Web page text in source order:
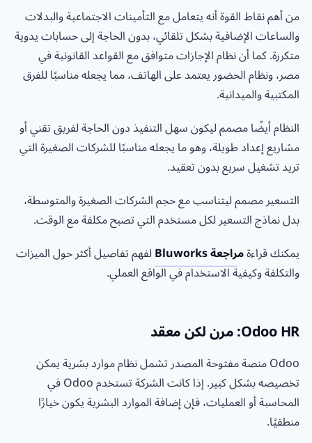
من أهم نقاط القوة أنه يتعامل مع التأمينات الاجتماعية والبدلات
والساعات الإضافية بشكل تلقائي، بدون الحاجة إلى حسابات يدوية
متكررة. كما أن نظام الإجازات متوافق مع القواعد القانونية في
مصر، ونظام الحضور يعتمد على الهاتف، مما يجعله مناسبًا للفرق
المكتبية والميدانية.
النظام أيضًا مصمم ليكون سهل التنفيذ دون الحاجة لفريق تقني أو
مشاريع إعداد طويلة، وهو ما يجعله مناسبًا للشركات الصغيرة التي
تريد تشغيل سريع بدون تعقيد.
التسعير مصمم ليتناسب مع حجم الشركات الصغيرة والمتوسطة،
بدل نماذج التسعير لكل مستخدم التي تصبح مكلفة مع الوقت.
يمكنك قراءةمراجعة Bluworks
لفهم تفاصيل أكثر حول الميزات
والتكلفة وكيفية الاستخدام في الواقع العملي.
Odoo HR: مرن لكن معقد
Odoo منصة مفتوحة المصدر تشمل نظام موارد بشرية يمكن
تخصيصه بشكل كبير. إذا كانت الشركة تستخدم Odoo في
المحاسبة أو العمليات، فإن إضافة الموارد البشرية يكون خيارًا
منطقيًا.